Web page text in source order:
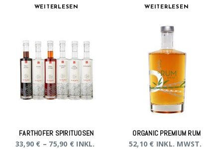
WEITERLESEN WEITERLESEN
FARTHOFER SPIRITUOSEN
33,90 € – 75,90 € INKL.
ORGANIC PREMIUM RUM
52,10 € INKL. MWST.